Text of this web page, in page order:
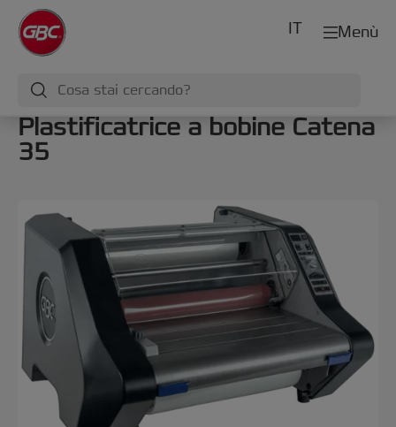
Menù
IT
Plastificatrice a bobine Catena
35